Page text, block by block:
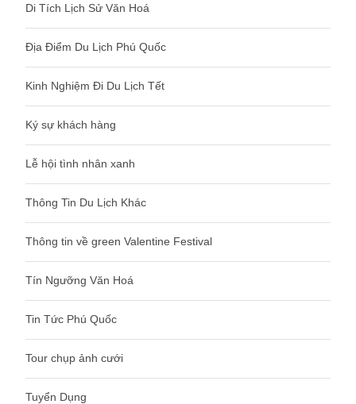
Di Tích Lịch Sử Văn Hoá
Địa Điểm Du Lịch Phú Quốc
Kinh Nghiệm Đi Du Lịch Tết
Ký sự khách hàng
Lễ hội tình nhân xanh
Thông Tin Du Lịch Khác
Thông tin về green Valentine Festival
Tín Ngưỡng Văn Hoá
Tin Tức Phú Quốc
Tour chụp ảnh cưới
Tuyển Dụng